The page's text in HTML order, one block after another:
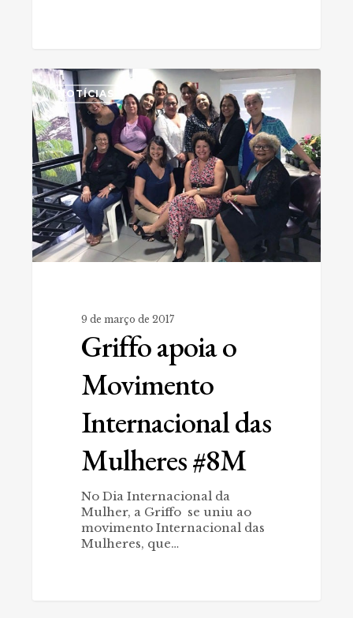
Griffo
apoia
o
Movimento
Internacional
das
Mulheres
#8M
NOTÍCIAS
9 de março de 2017
Griffo apoia o
Movimento
Internacional das
Mulheres #8M
No Dia Internacional da
Mulher, a Griffo se uniu ao
movimento Internacional das
Mulheres, que…
0